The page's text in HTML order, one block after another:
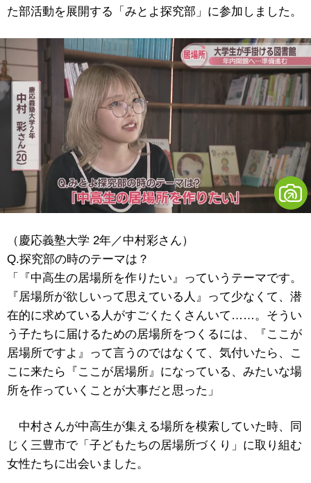
た部活動を展開する「みとよ探究部」に参加しました。
（慶応義塾大学 2年／中村彩さん）
Q.探究部の時のテーマは？
「『中高生の居場所を作りたい』っていうテーマです。
『居場所が欲しいって思えている人』って少なくて、潜
在的に求めている人がすごくたくさんいて……。そうい
う子たちに届けるための居場所をつくるには、『ここが
居場所ですよ』って言うのではなくて、気付いたら、こ
こに来たら『ここが居場所』になっている、みたいな場
所を作っていくことが大事だと思った」
中村さんが中高生が集える場所を模索していた時、同
じく三豊市で「子どもたちの居場所づくり」に取り組む
女性たちに出会いました。